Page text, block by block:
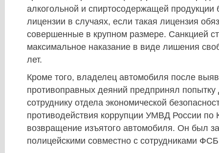
алкогольной и спиртосодержащей продукции
лицензии в случаях, если такая лицензия
совершенные в крупном размере. Санкцией
максимальное наказание в виде лишения
лет.
Кроме того, владелец автомобиля после
противоправных деяний предпринял попытку
сотруднику отдела экономической
противодействия коррупции УМВД России по
возвращение изъятого автомобиля. Он был
полицейскими совместно с сотрудниками